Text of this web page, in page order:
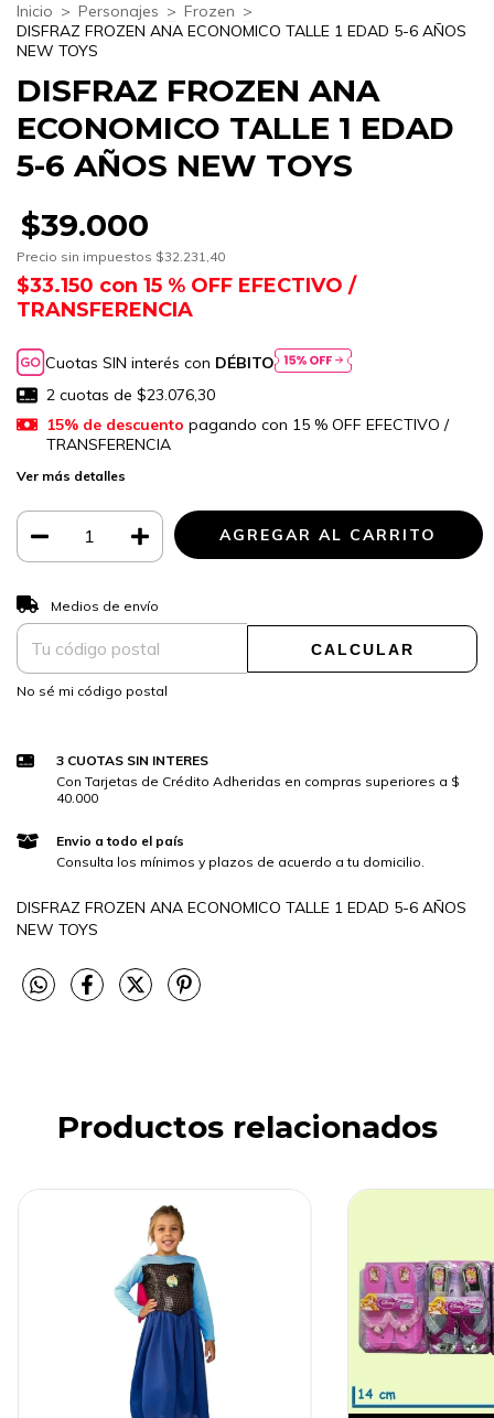
Inicio > Personajes > Frozen >
DISFRAZ FROZEN ANA ECONOMICO TALLE 1 EDAD 5-6 AÑOS
NEW TOYS
DISFRAZ FROZEN ANA
ECONOMICO TALLE 1 EDAD
5-6 AÑOS NEW TOYS
$39.000
Precio sin impuestos $32.231,40
$33.150 con 15 % OFF EFECTIVO /
TRANSFERENCIA
Cuotas SIN interés con DÉBITO
2 cuotas de $23.076,30
15% de descuento pagando con 15 % OFF EFECTIVO /
TRANSFERENCIA
Ver más detalles
Entregas para el CP:
Medios de envío
CALCULAR
No sé mi código postal
3 CUOTAS SIN INTERES
Con Tarjetas de Crédito Adheridas en compras superiores a $
40.000
Envio a todo el país
Consulta los mínimos y plazos de acuerdo a tu domicilio.
DISFRAZ FROZEN ANA ECONOMICO TALLE 1 EDAD 5-6 AÑOS
NEW TOYS
Productos relacionados